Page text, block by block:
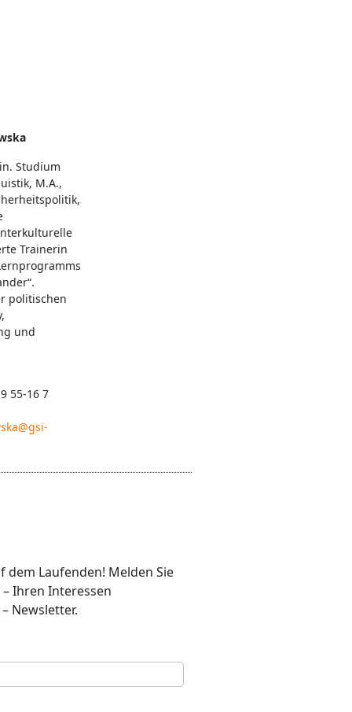
Studium
M.A.,
Trainerin
politischen
und
55-16 7
dem Laufenden! Melden Sie
Ihren Interessen
Newsletter.